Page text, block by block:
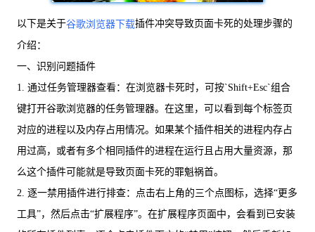
以下是关于谷歌浏览器下载插件冲突导致页面卡死的处理步骤的
介绍：
一、识别问题插件
1. 通过任务管理器查看：在浏览器卡死时，可按`Shift+Esc`组合
键打开谷歌浏览器的任务管理器。在这里，可以看到每个标签页
对应的进程以及内存占用情况。如果某个插件相关的进程内存占
用过高，或者有多个相同插件的进程在运行且占用大量资源，那
么这个插件可能就是导致页面卡死的罪魁祸首。
2. 逐一禁用插件进行排查：点击右上角的三个点图标，选择“更多
工具”，然后点击“扩展程序”。在扩展程序页面中，会看到已安装